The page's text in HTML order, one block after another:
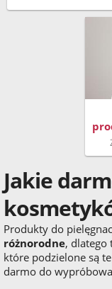
Jakie
Produkty do
różnorodne, dlatego
które podzielone są
darmo do